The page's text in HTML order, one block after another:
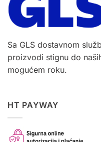
Sa GLS dostavnom
proizvodi stignu do
mogućem roku.
HT PAYWAY